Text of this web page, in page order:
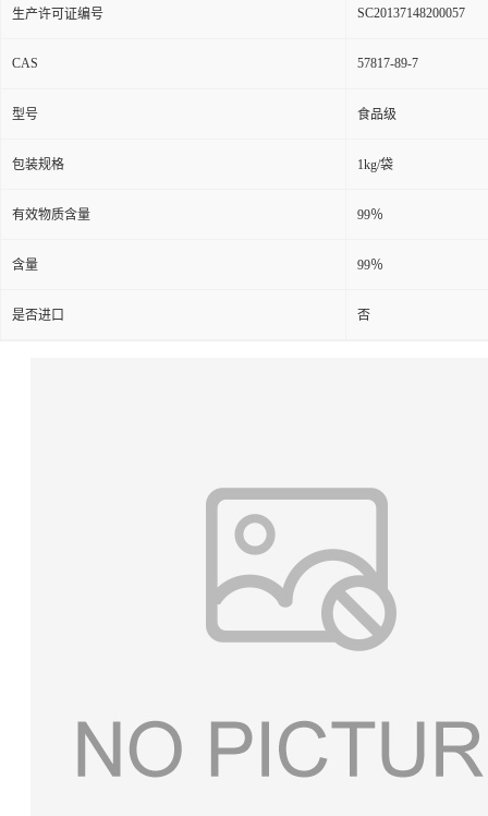
生产许可证编号 SC20137148200057
CAS 57817-89-7
型号 食品级
包装规格 1kg/袋
有效物质含量 99％
含量 99％
是否进口 否